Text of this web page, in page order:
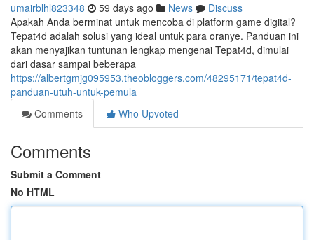
umairblhl823348 59 days ago News
Discuss
Apakah Anda berminat untuk mencoba di platform game digital?
Tepat4d adalah solusi yang ideal untuk para oranye. Panduan ini
akan menyajikan tuntunan lengkap mengenai Tepat4d, dimulai
dari dasar sampai beberapa
https://albertgmjg095953.theobloggers.com/48295171/tepat4d-
panduan-utuh-untuk-pemula
Comments
Who Upvoted
Comments
Submit a Comment
No HTML